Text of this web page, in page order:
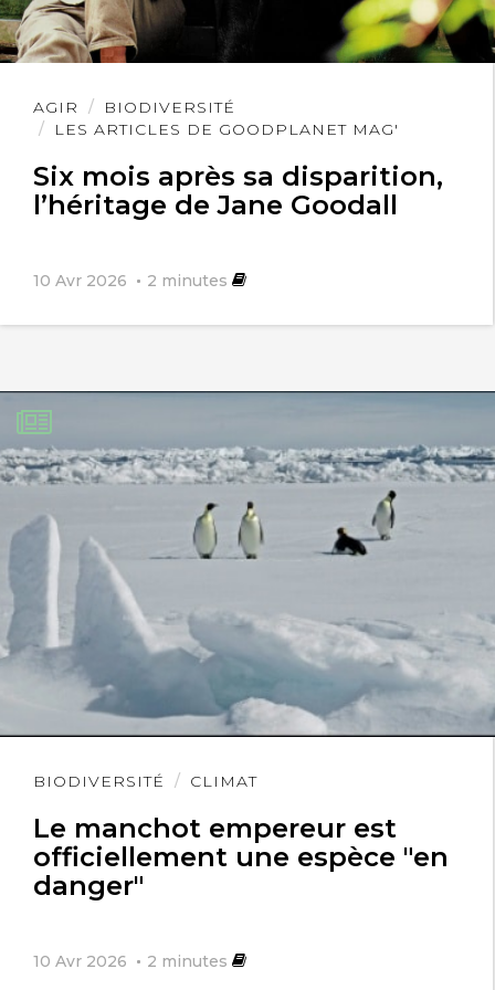
Michel CERF 3 avril 2019
la mauvaise foi de ce monsieur ne
cachés ……
AGIR
BIODIVERSITÉ
LES ARTICLES DE GOODPLANET MAG'
Six mois après sa disparition,
l’héritage de Jane Goodall
10 Avr 2026 2 minutes
Lire
l'article
BIODIVERSITÉ CLIMAT
Le manchot empereur est
officiellement une espèce "en
danger"
10 Avr 2026 2 minutes
Lire